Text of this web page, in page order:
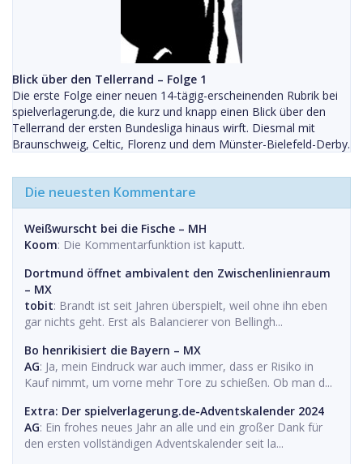
Blick über den Tellerrand – Folge 1
Die erste Folge einer neuen 14-tägig-erscheinenden Rubrik bei
spielverlagerung.de, die kurz und knapp einen Blick über den
Tellerrand der ersten Bundesliga hinaus wirft. Diesmal mit
Braunschweig, Celtic, Florenz und dem Münster-Bielefeld-Derby.
Die neuesten Kommentare
Weißwurscht bei die Fische – MH
Koom: Die Kommentarfunktion ist kaputt.
Dortmund öffnet ambivalent den Zwischenlinienraum
– MX
tobit: Brandt ist seit Jahren überspielt, weil ohne ihn eben
gar nichts geht. Erst als Balancierer von Bellingh...
Bo henrikisiert die Bayern – MX
AG: Ja, mein Eindruck war auch immer, dass er Risiko in
Kauf nimmt, um vorne mehr Tore zu schießen. Ob man d...
Extra: Der spielverlagerung.de-Adventskalender 2024
AG: Ein frohes neues Jahr an alle und ein großer Dank für
den ersten vollständigen Adventskalender seit la...